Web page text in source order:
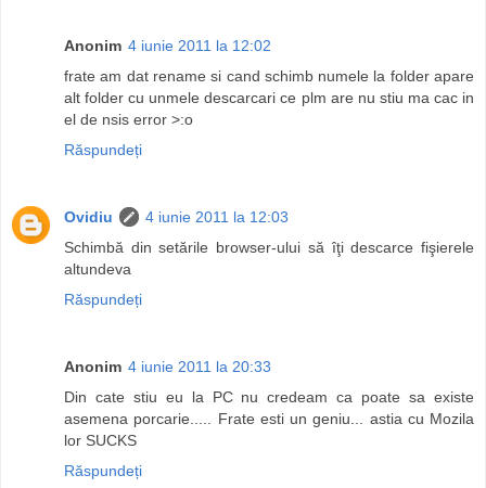
Anonim 4 iunie 2011 la 12:02
frate am dat rename si cand schimb numele la folder apare
alt folder cu unmele descarcari ce plm are nu stiu ma cac in
el de nsis error >:o
Răspundeți
Ovidiu
4 iunie 2011 la 12:03
Schimbă din setările browser-ului să îţi descarce fişierele
altundeva
Răspundeți
Anonim 4 iunie 2011 la 20:33
Din cate stiu eu la PC nu credeam ca poate sa existe
asemena porcarie..... Frate esti un geniu... astia cu Mozila
lor SUCKS
Răspundeți